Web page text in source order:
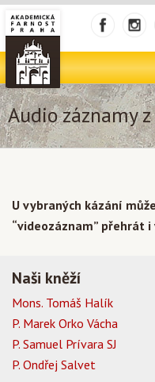
Audio záznamy
U vybraných kázání
“videozáznam” přehrát i
Naši kněží
Mons. Tomáš Halík
P. Marek Orko Vácha
P. Samuel Prívara SJ
P. Ondřej Salvet